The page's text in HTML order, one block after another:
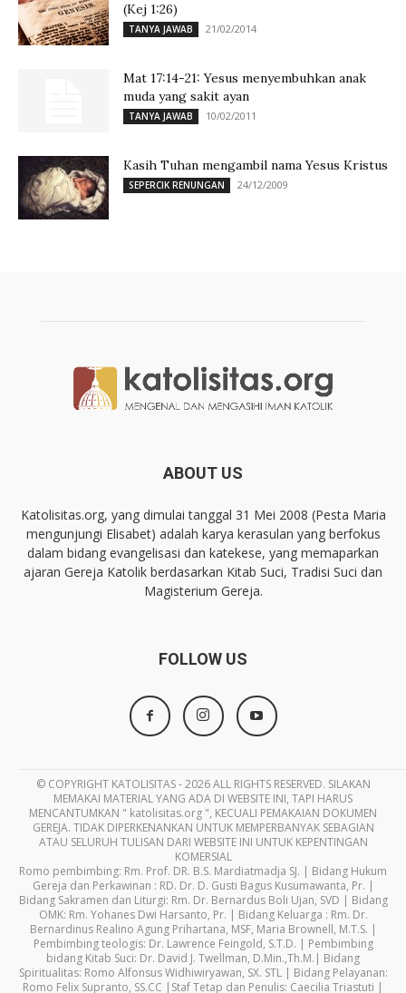
(Kej 1:26)
TANYA JAWAB 21/02/2014
Mat 17:14-21: Yesus menyembuhkan anak
muda yang sakit ayan
TANYA JAWAB 10/02/2011
Kasih Tuhan mengambil nama Yesus Kristus
SEPERCIK RENUNGAN 24/12/2009
ABOUT US
Katolisitas.org, yang dimulai tanggal 31 Mei 2008 (Pesta Maria
mengunjungi Elisabet) adalah karya kerasulan yang berfokus
dalam bidang evangelisasi dan katekese, yang memaparkan
ajaran Gereja Katolik berdasarkan Kitab Suci, Tradisi Suci dan
Magisterium Gereja.
FOLLOW US
© COPYRIGHT KATOLISITAS - 2026 ALL RIGHTS RESERVED. SILAKAN
MEMAKAI MATERIAL YANG ADA DI WEBSITE INI, TAPI HARUS
MENCANTUMKAN " katolisitas.org ", KECUALI PEMAKAIAN DOKUMEN
GEREJA. TIDAK DIPERKENANKAN UNTUK MEMPERBANYAK SEBAGIAN
ATAU SELURUH TULISAN DARI WEBSITE INI UNTUK KEPENTINGAN
KOMERSIAL
Romo pembimbing: Rm. Prof. DR. B.S. Mardiatmadja SJ. | Bidang Hukum
Gereja dan Perkawinan : RD. Dr. D. Gusti Bagus Kusumawanta, Pr. |
Bidang Sakramen dan Liturgi: Rm. Dr. Bernardus Boli Ujan, SVD | Bidang
OMK: Rm. Yohanes Dwi Harsanto, Pr. | Bidang Keluarga : Rm. Dr.
Bernardinus Realino Agung Prihartana, MSF, Maria Brownell, M.T.S. |
Pembimbing teologis: Dr. Lawrence Feingold, S.T.D. | Pembimbing
bidang Kitab Suci: Dr. David J. Twellman, D.Min.,Th.M.| Bidang
Spiritualitas: Romo Alfonsus Widhiwiryawan, SX. STL | Bidang Pelayanan:
Romo Felix Supranto, SS.CC |Staf Tetap dan Penulis: Caecilia Triastuti |